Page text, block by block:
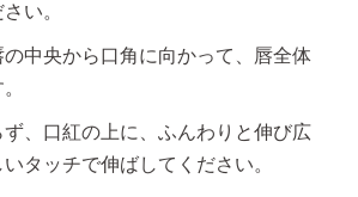
い。
の中央から口角に向かって、唇全体
ず、口紅の上に、ふんわりと伸び広
タッチで伸ばしてください。